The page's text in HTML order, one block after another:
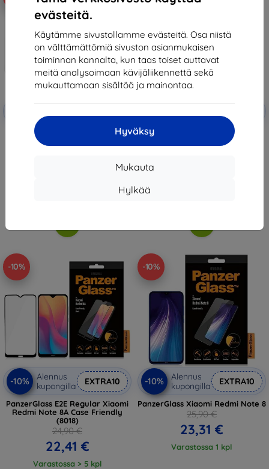
evästeitä.
Käytämme sivustollamme evästeitä. Osa niistä
on välttämättömiä sivuston asianmukaisen
toiminnan kannalta, kun taas toiset auttavat
meitä analysoimaan kävijäliikennettä sekä
mukauttamaan sisältöä ja mainontaa.
Hyväksy
Mukauta
Hylkää
kupongilla
3MK Xiaomi Redmi Note 8 - 3mk
FlexibleGlass Lite
kupongilla
3MK Xiaomi Redmi Note 8 - 3mk
Lens Protection
-10%
-10%
Alennus
kupongilla
EXTRA10
PanzerGlass E2E Regular Xiaomi
Redmi Note 8A Case Friendly
(8018)
24,90 €
22,41 €
Varastossa > 5 kpl
-10%
-10%
Alennus
kupongilla
EXTRA10
PanzerGlass Xiaomi Redmi Note 8
25,90 €
23,31 €
Varastossa 1 kpl